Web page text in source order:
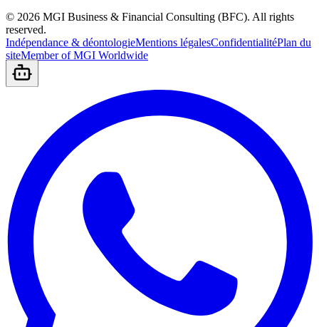
© 2026 MGI Business & Financial Consulting (BFC). All rights
reserved.
Indépendance & déontologieMentions légalesConfidentialitéPlan du
siteMember of MGI Worldwide